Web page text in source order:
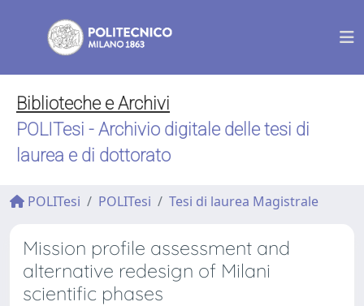
Biblioteche e Archivi
POLITesi - Archivio digitale delle tesi di
laurea e di dottorato
POLITesi POLITesi Tesi di laurea Magistrale
Mission profile assessment and
alternative redesign of Milani
scientific phases